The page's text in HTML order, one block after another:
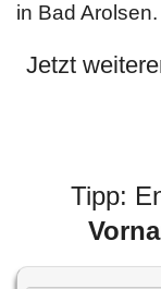
in Bad Arolsen.
Jetzt
Tipp: